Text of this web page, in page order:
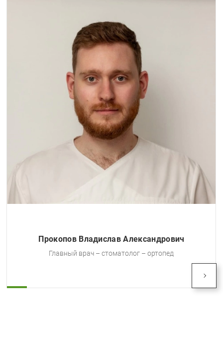
период менее года после лучевой терапии.
После прекращения данных обстоятельств
можно вернуться к вопросу о проведении
операции синус-лифтинга.
Какие материалы используются для
наращивания кости?
В настоящее время для проведения операции
синус-лифтинга применяются самые разные
материалы, которые имеют как органическое
происхождение, так и могут состоять из
синтетических веществ. Данные материалы
синтетического происхождения.
Синтетический остеопластик используется все
проведении операции его смешивают с кровью
Долганов Григорий Александрович
Врач – стоматолог – ортопед